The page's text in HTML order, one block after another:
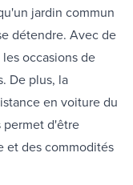
jardin commun
détendre. Avec de
occasions de
De plus, la
en voiture du
permet d'être
et des commodités